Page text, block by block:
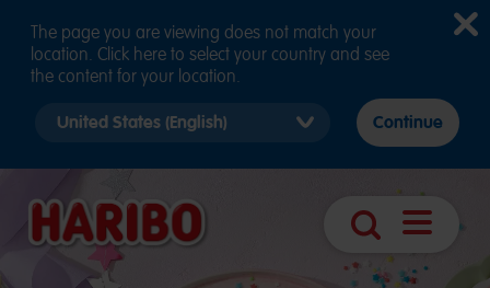
Hľadanie
navigáciu
The page you are viewing does not match your
location. Click here to select your country and see
the content for your location.
country
Continue